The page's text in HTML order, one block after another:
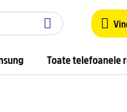
Toate telefoanele